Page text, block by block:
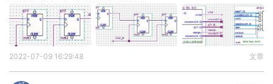
当三极管发射结正偏，集电结反偏，三极管就会进入
放大状态。
2022-07-09 16:29:48 文章